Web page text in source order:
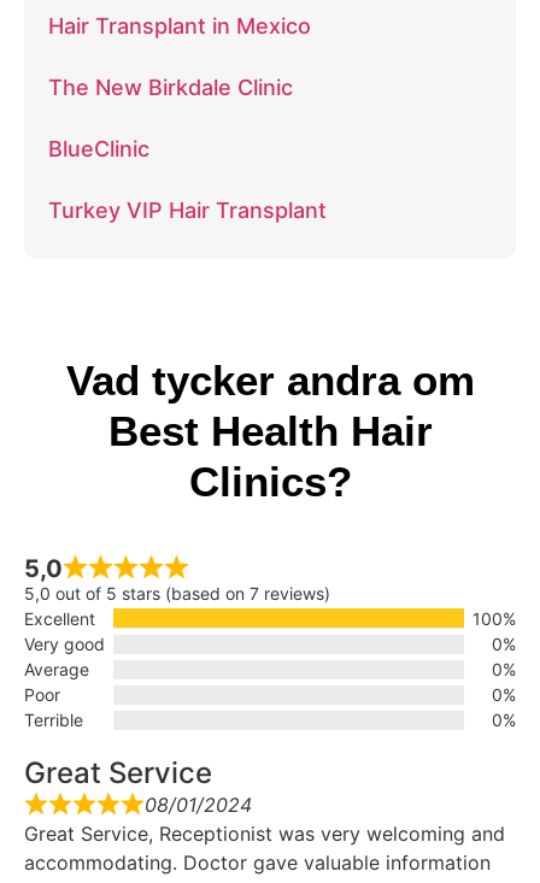
Hair Transplant in Mexico
The New Birkdale Clinic
BlueClinic
Turkey VIP Hair Transplant
Vad tycker andra om
Best Health Hair
Clinics?
5,0
5,0 out of 5 stars (based on 7 reviews)
Excellent
100%
Very good
0%
Average
0%
Poor
0%
Terrible
0%
Great Service
08/01/2024
Great Service, Receptionist was very welcoming and
accommodating. Doctor gave valuable information